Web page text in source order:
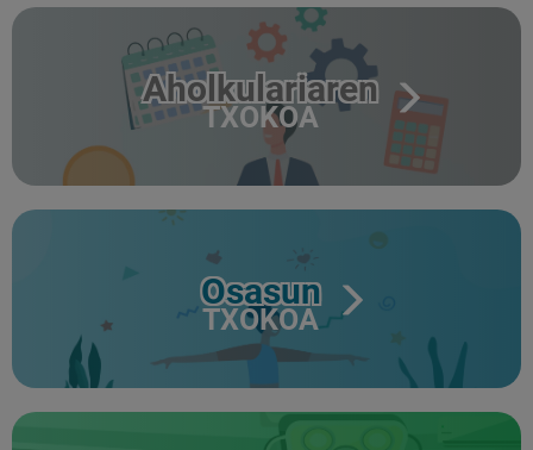
Aholkulariaren
TXOKOA
Osasun
TXOKOA